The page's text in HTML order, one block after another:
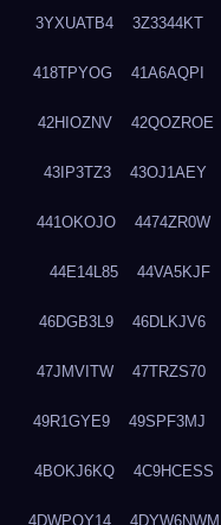
3YXUATB4 3Z3344KT
418TPYOG 41A6AQPI
42HIOZNV 42QOZROE
43IP3TZ3 43OJ1AEY
441OKOJO 4474ZR0W
44E14L85 44VA5KJF
46DGB3L9 46DLKJV6
47JMVITW 47TRZS70
49R1GYE9 49SPF3MJ
4BOKJ6KQ 4C9HCESS
4DWPQY14 4DYW6NWM